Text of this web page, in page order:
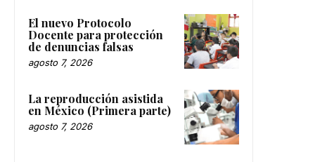
El nuevo Protocolo
Docente para protección
de denuncias falsas
agosto 7, 2026
La reproducción asistida
en México (Primera parte)
agosto 7, 2026